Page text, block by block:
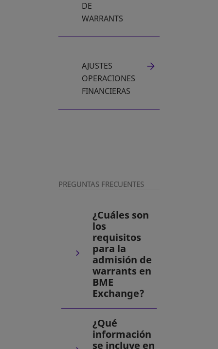
DE
WARRANTS
AJUSTES
OPERACIONES
FINANCIERAS
PREGUNTAS FRECUENTES
¿Cuáles son
los
requisitos
para la
admisión de
warrants en
BME
Exchange?
¿Qué
información
se incluye en